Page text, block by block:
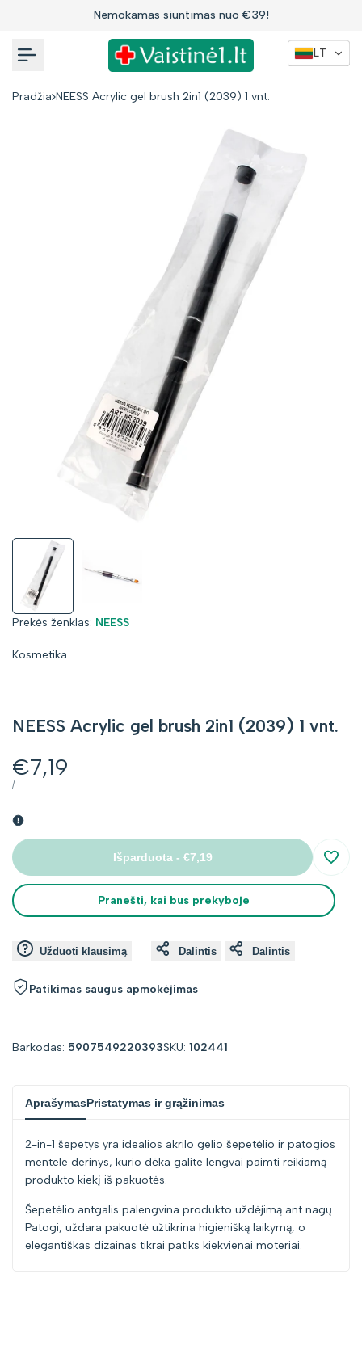
Nemokamas siuntimas nuo €39!
Pradžia NEESS Acrylic gel brush 2in1 (2039) 1 vnt.
Prekės ženklas: Prekės
NEESS
Kosmetika
NEESS Acrylic gel brush 2in1 (2039) 1 vnt.
Kaina
su
nuolaida
€7,19
VIENETO
/PER
Išparduota - €7,19
Pranešti, kai bus prekyboje
Užduoti klausimą Dalintis Dalintis
Patikimas saugus apmokėjimas
Barkodas: 5907549220393SKU: 102441
AprašymasPristatymas ir grąžinimas
2-in-1 šepetys yra idealios akrilo gelio šepetėlio ir patogios
mentele derinys, kurio dėka galite lengvai paimti reikiamą
produkto kiekį iš pakuotės.
Šepetėlio antgalis palengvina produkto uždėjimą ant nagų.
Patogi, uždara pakuotė užtikrina higienišką laikymą, o
elegantiškas dizainas tikrai patiks kiekvienai moteriai.
LT